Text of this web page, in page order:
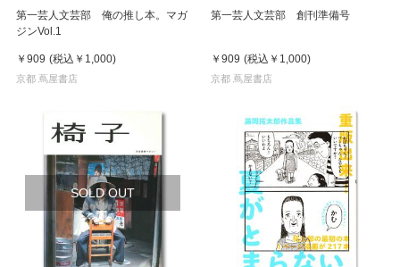
第一芸人文芸部 俺の推し本。マガ
ジンVol.1
￥909 (税込 ￥1,000)
京都 蔦屋書店
第一芸人文芸部 創刊準備号
￥909 (税込 ￥1,000)
京都 蔦屋書店
SOLD OUT